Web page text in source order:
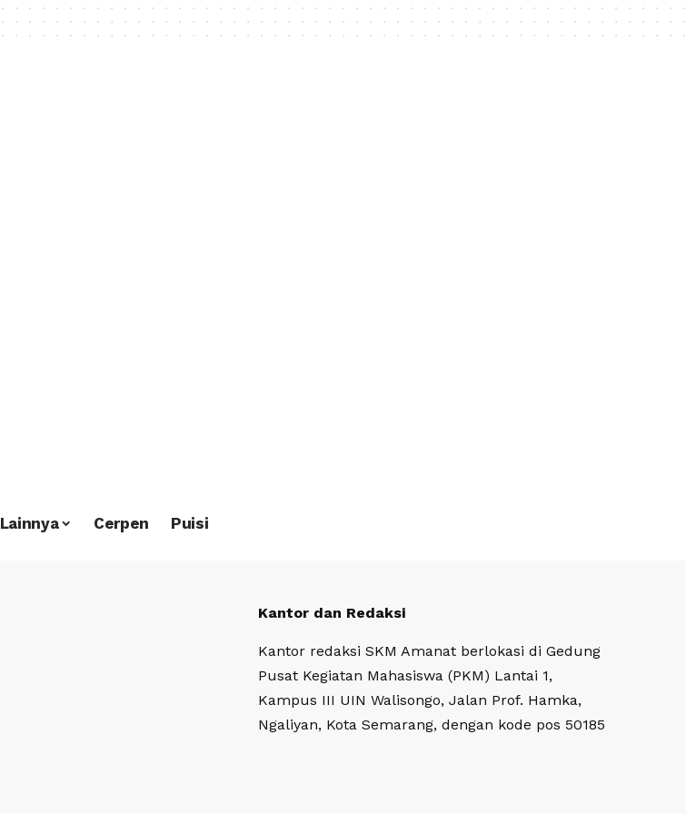
Lainnya Cerpen Puisi
Kantor dan Redaksi
Kantor redaksi SKM Amanat berlokasi di Gedung
Pusat Kegiatan Mahasiswa (PKM) Lantai 1,
Kampus III UIN Walisongo, Jalan Prof. Hamka,
Ngaliyan, Kota Semarang, dengan kode pos 50185